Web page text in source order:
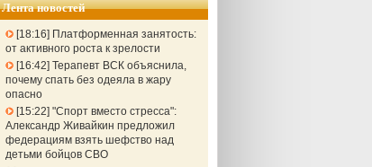
Лента новостей
18:16
Платформенная занятость:
от активного роста к зрелости
16:42 Терапевт ВСК объяснила,
почему спать без одеяла в жару
опасно
15:22 "Спорт вместо стресса":
Александр Живайкин предложил
федерациям взять шефство над
детьми бойцов СВО